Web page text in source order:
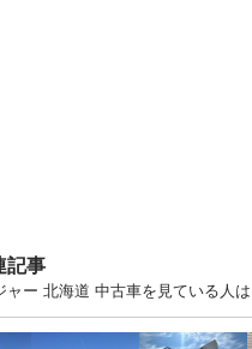
記事
ャー 北海道 中古車を見ている人